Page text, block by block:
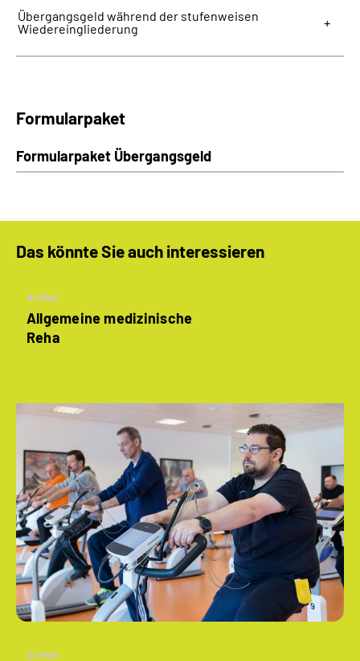
Übergangsgeld während der stufenweisen
Wiedereingliederung
Formularpaket
Formularpaket Übergangsgeld
Das könnte Sie auch interessieren
Artikel
Allgemeine medizinische
Reha
Artikel